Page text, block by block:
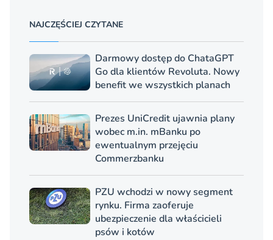
NAJCZĘŚCIEJ CZYTANE
Darmowy dostęp do ChataGPT
Go dla klientów Revoluta. Nowy
benefit we wszystkich planach
Prezes UniCredit ujawnia plany
wobec m.in. mBanku po
ewentualnym przejęciu
Commerzbanku
PZU wchodzi w nowy segment
rynku. Firma zaoferuje
ubezpieczenie dla właścicieli
psów i kotów